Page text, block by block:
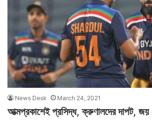
News Desk March 24, 2021
আত্মপ্রকাশেই প্রসিদ্ধ, ক্রুণালদের দাপট,